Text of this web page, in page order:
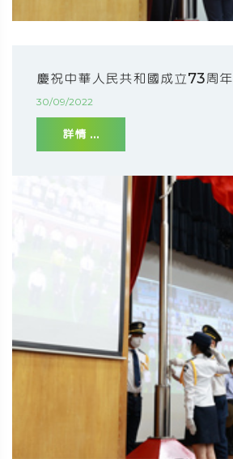
慶祝中華人民共和國成立73周年
30/09/2022
詳情 ...